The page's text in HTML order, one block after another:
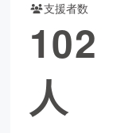
支援者数
102
人